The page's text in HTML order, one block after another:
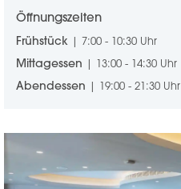
Öffnungszeiten
Frühstück | 7:00 - 10:30 Uhr
Mittagessen | 13:00 - 14:30 Uhr
Abendessen | 19:00 - 21:30 Uhr